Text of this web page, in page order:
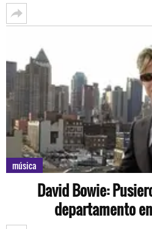
música
David Bowie:
departamento